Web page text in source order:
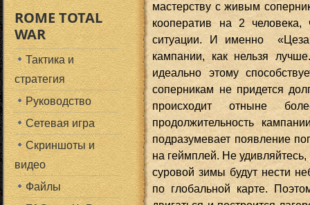
мастерству с живым
кооператив на 2 человека,
ситуации. И именно
кампании, как нельзя
идеально этому
соперникам не придется
происходит отныне
продолжительность
подразумевает появление
на геймплей. Не
суровой зимы будут нести
по глобальной карте.
ROME TOTAL
WAR
Тактика и
стратегия
Руководство
Сетевая игра
Скриншоты и
видео
Файлы